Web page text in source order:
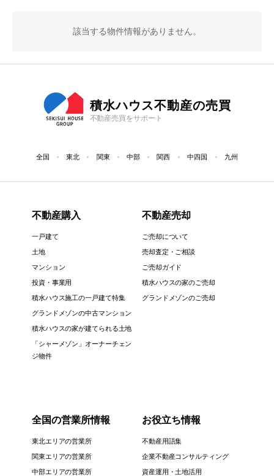
該当する物件情報がありません。
積水ハウス不動産の売買
不動産売買をサポート
全国 東北 関東 中部 関西 中四国 九州
不動産購入
一戸建て
土地
マンション
投資・事業用
積水ハウス施工の一戸建て特集
グランドメゾンの中古マンション
積水ハウスの家が建てられる土地
「シャーメゾン」オーナーチェン
ジ物件
不動産売却
ご売却について
売却査定・ご相談
ご売却ガイド
積水ハウスの家のご売却
グランドメゾンのご売却
全国の営業所情報
東北エリアの営業所
関東エリアの営業所
中部エリアの営業所
お役立ち情報
不動産用語集
企業不動産コンサルティング
資産運用・土地活用